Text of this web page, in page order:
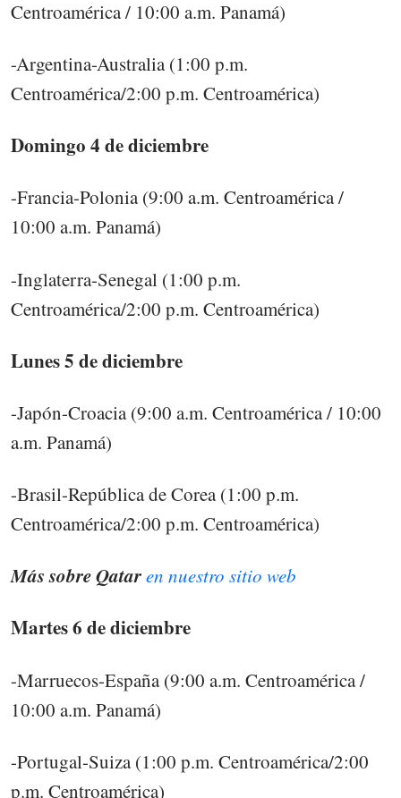
Centroamérica / 10:00 a.m. Panamá)
-Argentina-Australia (1:00 p.m.
Centroamérica/2:00 p.m. Centroamérica)
Domingo 4 de diciembre
-Francia-Polonia (9:00 a.m. Centroamérica /
10:00 a.m. Panamá)
-Inglaterra-Senegal (1:00 p.m.
Centroamérica/2:00 p.m. Centroamérica)
Lunes 5 de diciembre
-Japón-Croacia (9:00 a.m. Centroamérica / 10:00
a.m. Panamá)
-Brasil-República de Corea (1:00 p.m.
Centroamérica/2:00 p.m. Centroamérica)
Más sobre Qataren nuestro sitio web
Martes 6 de diciembre
-Marruecos-España (9:00 a.m. Centroamérica /
10:00 a.m. Panamá)
-Portugal-Suiza (1:00 p.m. Centroamérica/2:00
p.m. Centroamérica)